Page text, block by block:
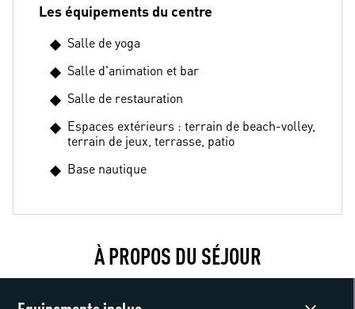
Les équipements du centre
Salle de yoga
Salle d'animation et bar
Salle de restauration
Espaces extérieurs : terrain de beach-volley,
terrain de jeux, terrasse, patio
Base nautique
À PROPOS DU SÉJOUR